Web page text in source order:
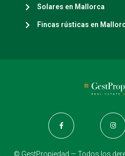
Solares en Mallorca
Fincas rústicas en
© GestPropiedad — Todos los